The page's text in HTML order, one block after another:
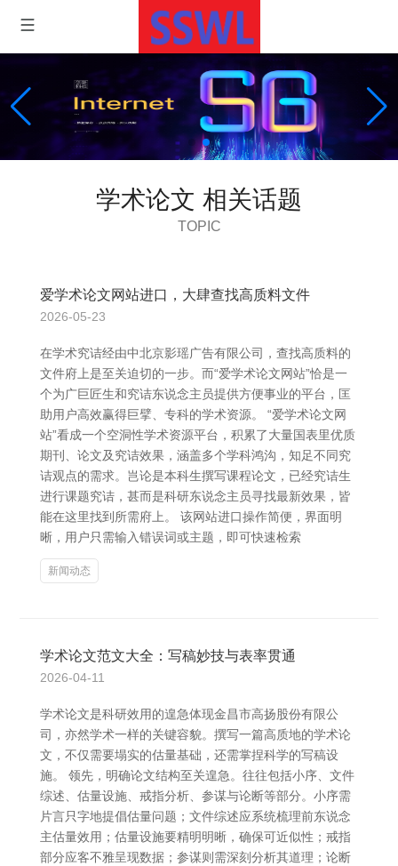
学术论文 相关话题
TOPIC
爱学术论文网站进口，大肆查找高质料文件
2026-05-23
在学术究诘经由中北京影瑶广告有限公司，查找高质料的
文件府上是至关迫切的一步。而“爱学术论文网站”恰是一
个为广巨匠生和究诘东说念主员提供方便事业的平台，匡
助用户高效赢得巨擘、专科的学术资源。 “爱学术论文网
站”看成一个空洞性学术资源平台，积累了大量国表里优质
期刊、论文及究诘效果，涵盖多个学科鸿沟，知足不同究
诘观点的需求。岂论是本科生撰写课程论文，已经究诘生
进行课题究诘，甚而是科研东说念主员寻找最新效果，皆
能在这里找到所需府上。 该网站进口操作简便，界面明
晰，用户只需输入错误词或主题，即可快速检索
新闻动态
学术论文范文大全：写稿妙技与表率贯通
2026-04-11
学术论文是科研效用的遑急体现金昌市高扬股份有限公
司，亦然学术一样的关键容貌。撰写一篇高质地的学术论
文，不仅需要塌实的估量基础，还需掌捏科学的写稿设
施。 领先，明确论文结构至关遑急。往往包括小序、文件
综述、估量设施、戒指分析、参谋与论断等部分。小序需
片言只字地提倡估量问题；文件综述应系统梳理前东说念
主估量效用；估量设施要精明明晰，确保可近似性；戒指
部分应客不雅呈现数据；参谋则需深刻分析其道理；论断